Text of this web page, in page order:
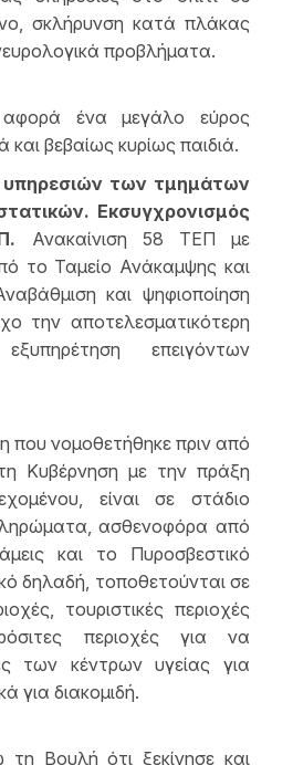
σκλήρυνση κατά πλάκας
προβλήματα.
ένα μεγάλο εύρος
βεβαίως κυρίως παιδιά.
των τμημάτων
Εκσυγχρονισμός
Ανακαίνιση 58 ΤΕΠ με
το Ταμείο Ανάκαμψης και
και ψηφιοποίηση
την αποτελεσματικότερη
επειγόντων
που νομοθετήθηκε πριν από
Κυβέρνηση με την πράξη
είναι σε στάδιο
ασθενοφόρα από
και το Πυροσβεστικό
δηλαδή, τοποθετούνται σε
τουριστικές περιοχές
περιοχές για να
των κέντρων υγείας για
για διακομιδή.
τη Βουλή ότι ξεκίνησε και